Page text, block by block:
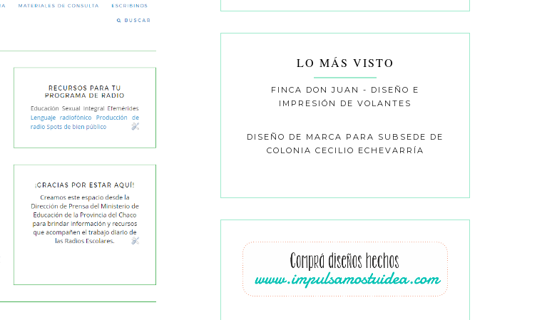
LO MÁS VISTO
FINCA DON JUAN - DISEÑO E
IMPRESIÓN DE VOLANTES
DISEÑO DE MARCA PARA SUBSEDE DE
COLONIA CECILIO ECHEVARRÍA